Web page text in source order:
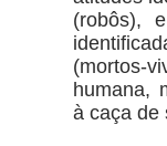
(robôs),
(mortos-
humana,
à caça de